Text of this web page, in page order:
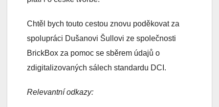
Chtěl bych touto cestou znovu poděkovat za
spolupráci Dušanovi Šullovi ze společnosti
BrickBox za pomoc se sběrem údajů o
zdigitalizovaných sálech standardu DCI.
Relevantní odkazy: